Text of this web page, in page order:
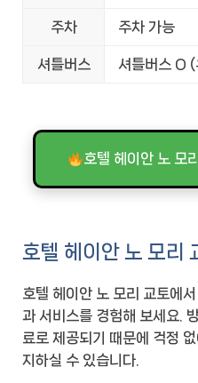
주차 주차 가능
셔틀버스 셔틀버스 O
호텔 헤이안 노 모
호텔 헤이안 노 모리
호텔 헤이안 노 모리 교토에
과 서비스를 경험해 보세요.
료로 제공되기 때문에 걱정
지하실 수 있습니다.